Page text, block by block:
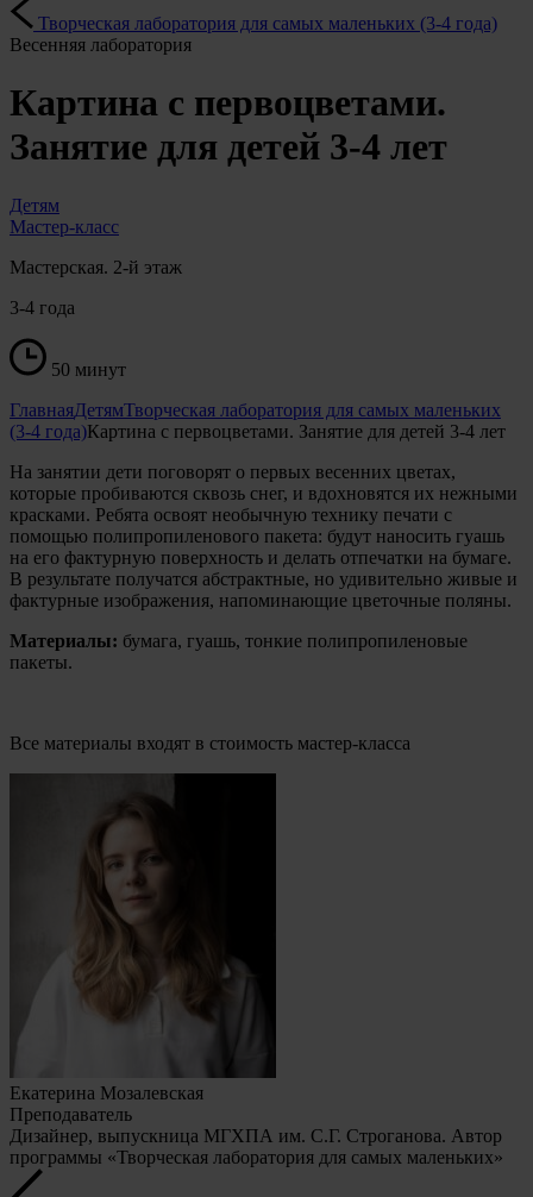
Творческая лаборатория для самых маленьких (3-4 года)
Весенняя лаборатория
Картина с первоцветами.
Занятие для детей 3-4 лет
Детям
Мастер-класс
Мастерская. 2-й этаж
3-4 года
50 минут
ГлавнаяДетямТворческая лаборатория для самых маленьких
(3-4 года)Картина с первоцветами. Занятие для детей 3-4 лет
На занятии дети поговорят о первых весенних цветах,
которые пробиваются сквозь снег, и вдохновятся их нежными
красками. Ребята освоят необычную технику печати с
помощью полипропиленового пакета: будут наносить гуашь
на его фактурную поверхность и делать отпечатки на бумаге.
В результате получатся абстрактные, но удивительно живые и
фактурные изображения, напоминающие цветочные поляны.
Материалы: бумага, гуашь, тонкие полипропиленовые
пакеты.
Все материалы входят в стоимость мастер-класса
Екатерина Мозалевская
Преподаватель
Дизайнер, выпускница МГХПА им. С.Г. Строганова. Автор
программы «Творческая лаборатория для самых маленьких»